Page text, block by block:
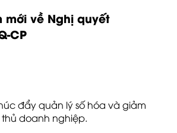
về Nghị quyết
CP
đẩy quản lý số hóa và giảm
doanh nghiệp.